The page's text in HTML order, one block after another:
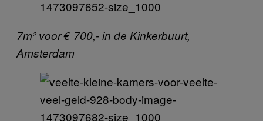
7m² voor € 700,- in de Kinkerbuurt,
Amsterdam